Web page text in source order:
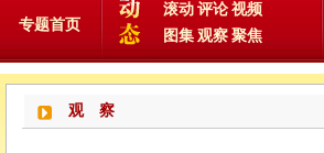
专题首页
滚动 评论 视频
图集 观察 聚焦
观 察